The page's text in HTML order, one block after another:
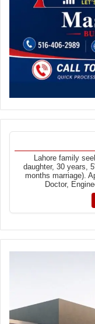
Lahore family
daughter, 30 years,
months marriage).
Doctor,